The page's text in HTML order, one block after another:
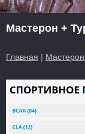
Мастерон +
Главная |